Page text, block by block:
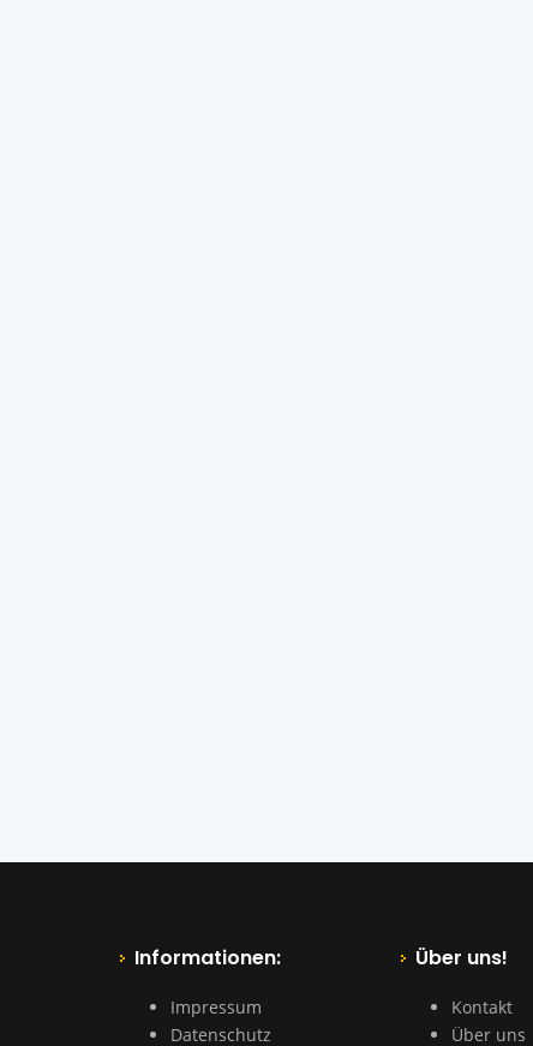
Informationen:
Impressum
Datenschutz
Über uns!
Kontakt
Über uns